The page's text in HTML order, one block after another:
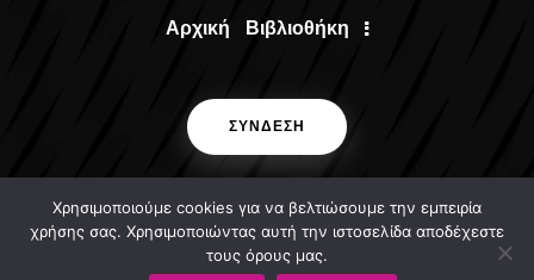
Αρχική Βιβλιοθήκη
ΣΥΝΔΕΣΗ
ΕΛΚΕ ΕΑΠ © 2024 . All rights reserved.
Χρησιμοποιούμε cookies για να βελτιώσουμε την εμπειρία
χρήσης σας. Χρησιμοποιώντας αυτή την ιστοσελίδα αποδέχεστε
τους όρους μας.